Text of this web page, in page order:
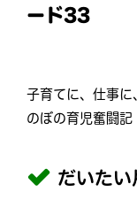
ード33
子育てに、仕事に
のぼの育児奮闘記
だいたい